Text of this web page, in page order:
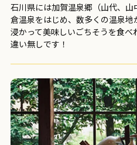
石川県には加賀温泉郷（山代、
倉温泉をはじめ、数多くの温泉
浸かって美味しいごちそうを食
違い無しです！